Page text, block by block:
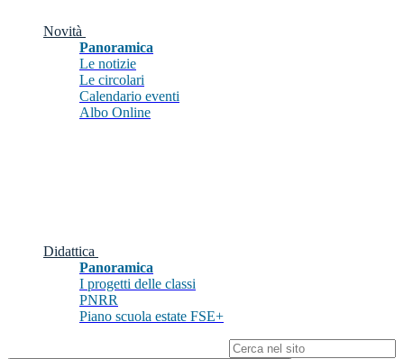
Novità
Panoramica
Le notizie
Le circolari
Calendario eventi
Albo Online
Didattica
Panoramica
I progetti delle classi
PNRR
Piano scuola estate FSE+